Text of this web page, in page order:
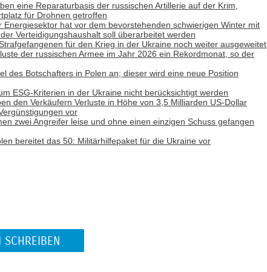
eine Reparaturbasis der russischen Artillerie auf der Krim,
für Drohnen getroffen
Energiesektor hat vor dem bevorstehenden schwierigen Winter mit
Verteidigungshaushalt soll überarbeitet werden
für den Krieg in der Ukraine noch weiter ausgeweitet
der russischen Armee im Jahr 2026 ein Rekordmonat, so der
des Botschafters in Polen an; dieser wird eine neue Position
ESG-Kriterien in der Ukraine nicht berücksichtigt werden
den Verkäufern Verluste in Höhe von 3,5 Milliarden US-Dollar
vor
zwei Angreifer leise und ohne einen einzigen Schuss gefangen
bereitet das 50: Militärhilfepaket für die Ukraine vor